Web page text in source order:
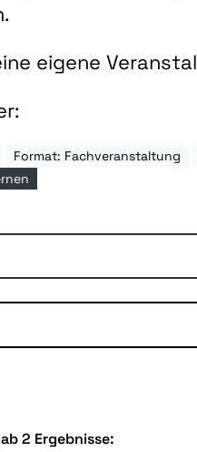
eigene
Format: Fachveranstaltung
2 Ergebnisse: